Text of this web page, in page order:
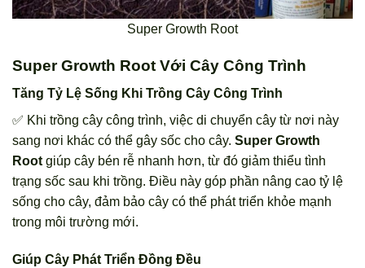
Super Growth Root
Super Growth Root Với Cây Công Trình
Tăng Tỷ Lệ Sống Khi Trồng Cây Công Trình
✅ Khi trồng cây công trình, việc di chuyển cây từ nơi này
sang nơi khác có thể gây sốc cho cây. Super Growth
Rootgiúp cây bén rễ nhanh hơn, từ đó giảm thiểu tình
trạng sốc sau khi trồng. Điều này góp phần nâng cao tỷ lệ
sống cho cây, đảm bảo cây có thể phát triển khỏe mạnh
trong môi trường mới.
Giúp Cây Phát Triển Đồng Đều